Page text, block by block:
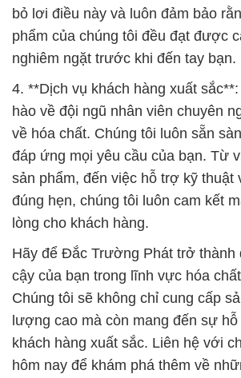
bỏ lơi điều này và luôn đảm bảo
phẩm của chúng tôi đều đạt được
nghiêm ngặt trước khi đến tay bạn.
4. **Dịch vụ khách hàng xuất
hào về đội ngũ nhân viên chuyên
về hóa chất. Chúng tôi luôn sẵn
đáp ứng mọi yêu cầu của bạn. Từ
sản phẩm, đến việc hỗ trợ kỹ thuật
đúng hẹn, chúng tôi luôn cam kết
lòng cho khách hàng.
Hãy để Đắc Trường Phát trở thành
cậy của bạn trong lĩnh vực hóa
Chúng tôi sẽ không chỉ cung cấp
lượng cao mà còn mang đến sự
khách hàng xuất sắc. Liên hệ với
hôm nay để khám phá thêm về